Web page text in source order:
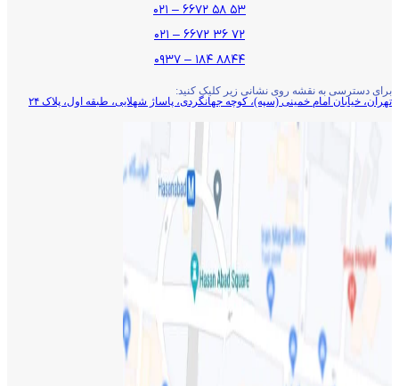
۵۳ ۵۸ ۶۶۷۲ – ۰۲۱
۷۲ ۳۶ ۶۶۷۲ – ۰۲۱
۸۸۴۴ ۱۸۴ – ۰۹۳۷
برای دسترسی به نقشه روی نشانی زیر کلیک کنید:
تهران، خیابان امام خمینی (سپه)، کوچه جهانگردی،‌ پاساژ شهلایی، طبقه اول، پلاک ۲۴